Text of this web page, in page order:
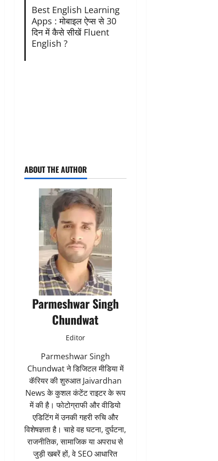
Best English Learning
Apps : मोबाइल ऐप्स से 30
दिन में कैसे सीखें Fluent
English ?
ABOUT THE AUTHOR
Parmeshwar Singh
Chundwat
Editor
Parmeshwar Singh
Chundwat ने डिजिटल मीडिया में
कॅरियर की शुरुआत Jaivardhan
News के कुशल कंटेंट राइटर के रूप
में की है। फोटोग्राफी और वीडियो
एडिटिंग में उनकी गहरी रुचि और
विशेषज्ञता है। चाहे वह घटना, दुर्घटना,
राजनीतिक, सामाजिक या अपराध से
जुड़ी खबरें हों, वे SEO आधारित